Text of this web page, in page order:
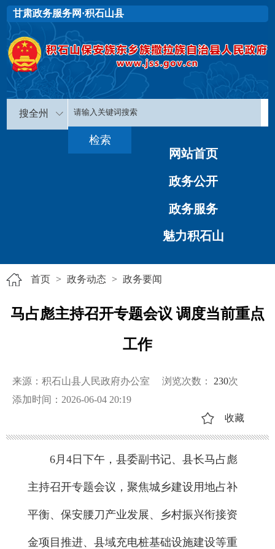
甘肃政务服务网·积石山县
搜全州
网站首页
政务公开
政务服务
魅力积石山
首页 > 政务动态 > 政务要闻
马占彪主持召开专题会议 调度当前重点
工作
来源：积石山县人民政府办公室 浏览次数： 230次
添加时间：2026-06-04 20:19
收藏
6月4日下午，县委副书记、县长马占彪
主持召开专题会议，聚焦城乡建设用地占补
平衡、保安腰刀产业发展、乡村振兴衔接资
金项目推进、县域充电桩基础设施建设等重